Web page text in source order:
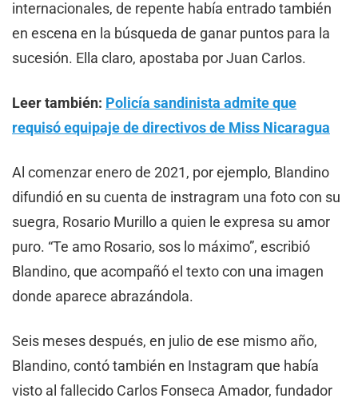
internacionales, de repente había entrado también
en escena en la búsqueda de ganar puntos para la
sucesión. Ella claro, apostaba por Juan Carlos.
Leer también: Policía sandinista admite que
requisó equipaje de directivos de Miss Nicaragua
Al comenzar enero de 2021, por ejemplo, Blandino
difundió en su cuenta de instragram una foto con su
suegra, Rosario Murillo a quien le expresa su amor
puro. “Te amo Rosario, sos lo máximo”, escribió
Blandino, que acompañó el texto con una imagen
donde aparece abrazándola.
Seis meses después, en julio de ese mismo año,
Blandino, contó también en Instagram que había
visto al fallecido Carlos Fonseca Amador, fundador